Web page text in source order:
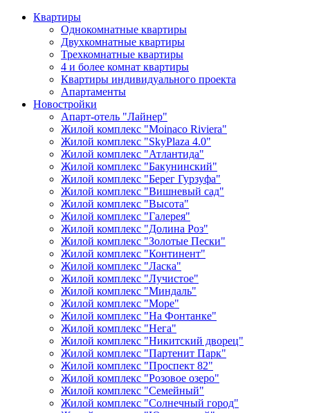
Квартиры
Однокомнатные квартиры
Двухкомнатные квартиры
Трехкомнатные квартиры
4 и более комнат квартиры
Квартиры индивидуального проекта
Апартаменты
Новостройки
Апарт-отель "Лайнер"
Жилой комплекс "Moinaco Riviera"
Жилой комплекс "SkyPlaza 4.0"
Жилой комплекс "Атлантида"
Жилой комплекс "Бакунинский"
Жилой комплекс "Берег Гурзуфа"
Жилой комплекс "Вишневый сад"
Жилой комплекс "Высота"
Жилой комплекс "Галерея"
Жилой комплекс "Долина Роз"
Жилой комплекс "Золотые Пески"
Жилой комплекс "Континент"
Жилой комплекс "Ласка"
Жилой комплекс "Лучистое"
Жилой комплекс "Миндаль"
Жилой комплекс "Море"
Жилой комплекс "На Фонтанке"
Жилой комплекс "Нега"
Жилой комплекс "Никитский дворец"
Жилой комплекс "Партенит Парк"
Жилой комплекс "Проспект 82"
Жилой комплекс "Розовое озеро"
Жилой комплекс "Семейный"
Жилой комплекс "Солнечный город"